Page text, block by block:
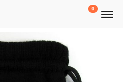
0 Menu